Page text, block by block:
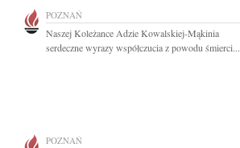
POZNAŃ
Naszej Koleżance Adzie Kowalskiej-Mąkinia
serdeczne wyrazy współczucia z powodu śmierci...
POZNAŃ